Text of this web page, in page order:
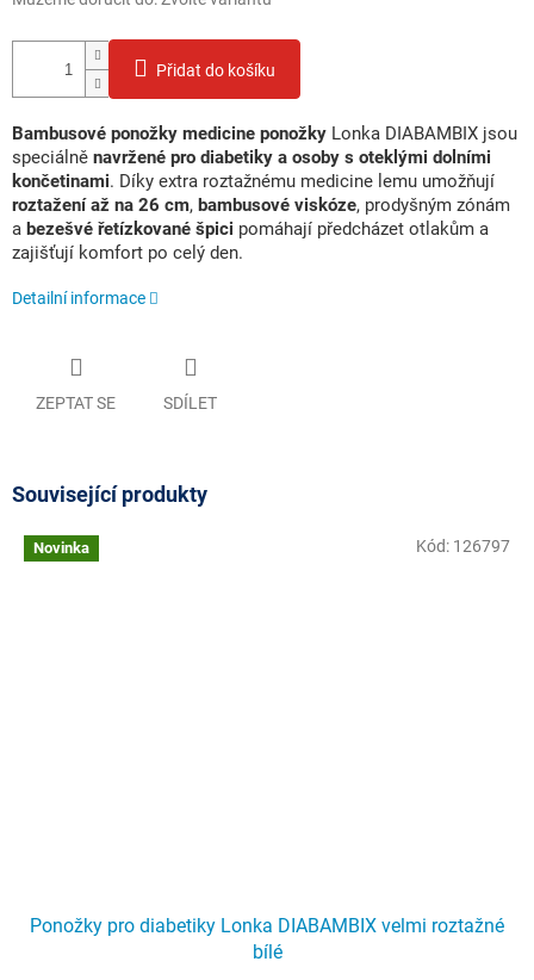
Přidat do košíku
Bambusové ponožky medicine ponožky Lonka DIABAMBIX jsou
speciálně navržené pro diabetiky a osoby s oteklými dolními
končetinami. Díky extra roztažnému medicine lemu umožňují
roztažení až na 26 cm, bambusové viskóze, prodyšným zónám
a bezešvé řetízkované špici pomáhají předcházet otlakům a
zajišťují komfort po celý den.
Detailní informace
ZEPTAT SE SDÍLET
Související produkty
Novinka
Ponožky pro diabetiky Lonka DIABAMBIX velmi roztažné
bílé
Kód: 126797